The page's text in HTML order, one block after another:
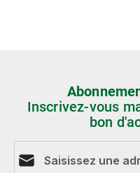
Inscrivez-vous
bon